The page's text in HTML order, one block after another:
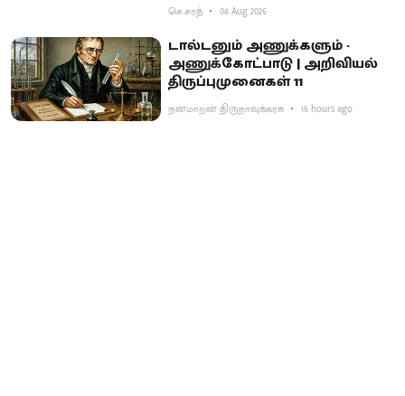
செ.சரத் 04 Aug 2026
டால்டனும் அணுக்களும் -
அணுக்கோட்பாடு | அறிவியல்
திருப்புமுனைகள் 11
நன்மாறன் திருநாவுக்கரசு 16 hours ago